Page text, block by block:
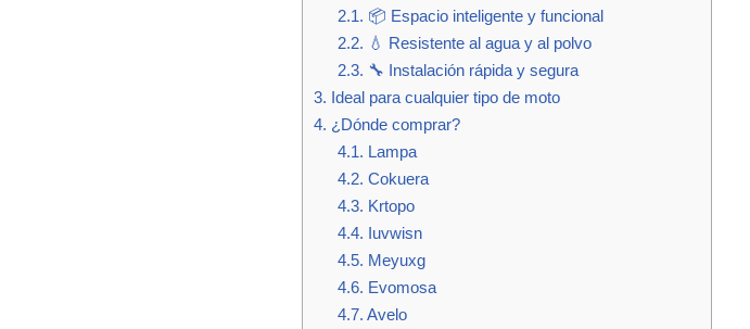
2.1. 📦 Espacio inteligente y funcional
2.2. 💧 Resistente al agua y al polvo
2.3. 🔧 Instalación rápida y segura
3. Ideal para cualquier tipo de moto
4. ¿Dónde comprar?
4.1. Lampa
4.2. Cokuera
4.3. Krtopo
4.4. Iuvwisn
4.5. Meyuxg
4.6. Evomosa
4.7. Avelo